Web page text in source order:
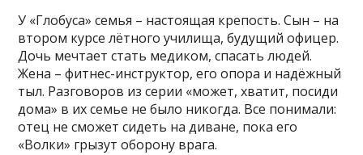
У «Глобуса» семья – настоящая крепость. Сын – на
втором курсе лётного училища, будущий офицер.
Дочь мечтает стать медиком, спасать людей.
Жена – фитнес-инструктор, его опора и надёжный
тыл. Разговоров из серии «может, хватит, посиди
дома» в их семье не было никогда. Все понимали:
отец не сможет сидеть на диване, пока его
«Волки» грызут оборону врага.